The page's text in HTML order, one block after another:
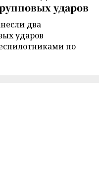
ударов
два
ударов
по